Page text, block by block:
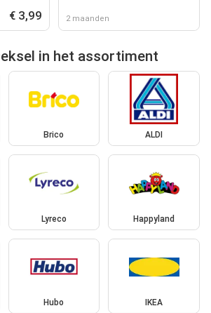
€ 3,99 2 maanden
in het assortiment
Brico ALDI
Lyreco Happyland
Hubo IKEA